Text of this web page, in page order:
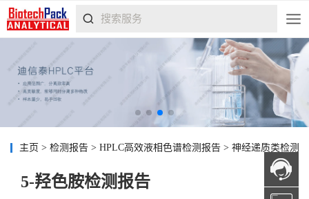
主页 > 检测报告 > HPLC高效液相色谱检测报告 > 神经递质类检测
5-羟色胺检测报告